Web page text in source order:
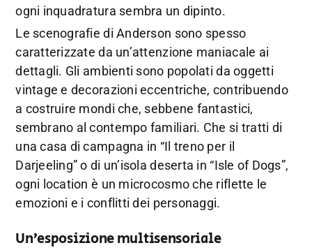
ogni inquadratura sembra un dipinto.
Le scenografie di Anderson sono spesso
caratterizzate da un’attenzione maniacale ai
dettagli. Gli ambienti sono popolati da oggetti
vintage e decorazioni eccentriche, contribuendo
a costruire mondi che, sebbene fantastici,
sembrano al contempo familiari. Che si tratti di
una casa di campagna in “Il treno per il
Darjeeling” o di un’isola deserta in “Isle of Dogs”,
ogni location è un microcosmo che riflette le
emozioni e i conflitti dei personaggi.
Un’esposizione multisensoriale